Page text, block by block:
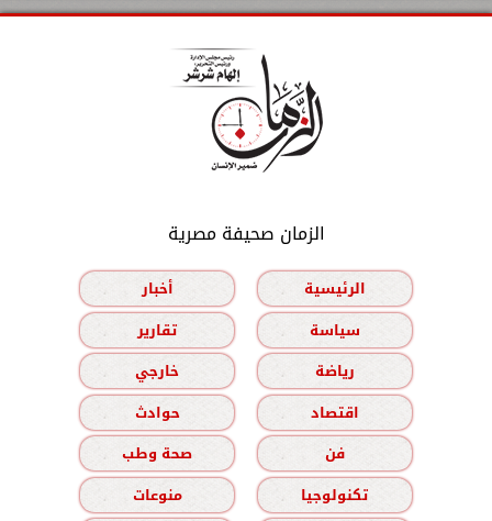
الزمان صحيفة مصرية
الرئيسية
أخبار
سياسة
تقارير
رياضة
خارجي
اقتصاد
حوادث
فن
صحة وطب
تكنولوجيا
منوعات